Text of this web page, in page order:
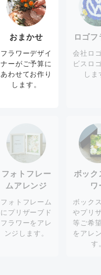
おまかせ
フラワーデザイ
ナーがご予算に
あわせてお作り
します。
ロゴ
会社ロ
ビスロ
しま
フォトフレー
ムアレンジ
フォトフレーム
にプリザーブド
フラワーをアレ
ンジします。
ボック
ワ
ボック
やプリ
等ご希
をアレ
す